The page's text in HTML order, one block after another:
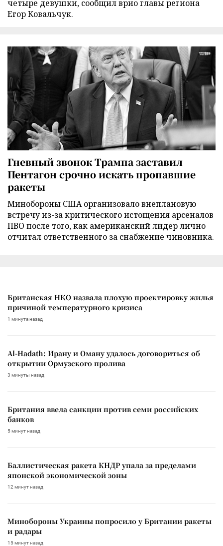
четыре девушки, сообщил врио главы региона
Егор Ковальчук.
Гневный звонок Трампа заставил
Пентагон срочно искать пропавшие
ракеты
Минобороны США организовало внеплановую
встречу из-за критического истощения арсеналов
ПВО после того, как американский лидер лично
отчитал ответственного за снабжение чиновника.
Британская НКО назвала плохую проектировку жилья
причиной температурного кризиса
1 минута назад
Al-Hadath: Ирану и Оману удалось договориться об
открытии Ормузского пролива
3 минуты назад
Британия ввела санкции против семи российских
банков
5 минут назад
Баллистическая ракета КНДР упала за пределами
японской экономической зоны
12 минут назад
Минобороны Украины попросило у Британии ракеты
и радары
15 минут назад